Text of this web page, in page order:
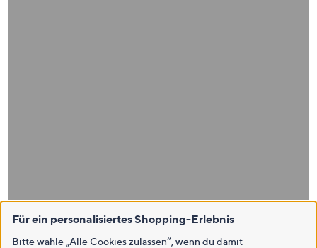
Für ein personalisiertes Shopping-Erlebnis
Bitte wähle „Alle Cookies zulassen“, wenn du damit